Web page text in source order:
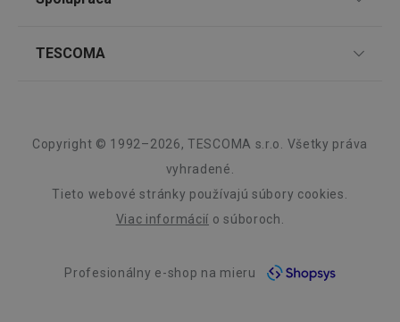
Zákaznícky servis TESCOMA
Reklamácie a vrátenie tovaru v eshope
TESCOMA
Blog
Kontakt
Copyright © 1992–2026, TESCOMA s.r.o. Všetky práva
vyhradené.
Tieto webové stránky používajú súbory cookies.
Viac informácií o súboroch.
Profesionálny e-shop na mieru
CCMSESSID .clickonometrics.pl
Cookies